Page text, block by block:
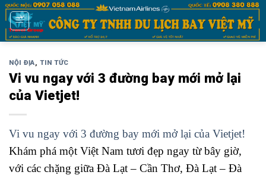
Bỏ
qua
nội
NỘI ĐỊA,TIN TỨC
Vi vu ngay với 3 đường bay mới mở lại
của Vietjet!
Vi vu ngay với 3 đường bay mới mở lại của Vietjet!
Khám phá một Việt Nam tươi đẹp ngay từ bây giờ,
với các chặng giữa Đà Lạt – Cần Thơ, Đà Lạt – Đà